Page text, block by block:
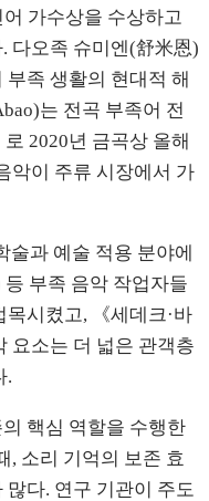
어 가수상을 수상하고
다오족 슈미엔(舒米恩)
족 생활의 현대적 해
는 전곡 부족어 전
2020년 금곡상 올해
악이 주류 시장에서 가
술과 예술 적용 분야에
부족 음악 작업자들
시켰고, 《세데크·바
요소는 더 넓은 관객층
.
핵심 역할을 수행한
, 소리 기억의 보존 효
다. 연구 기관이 주도